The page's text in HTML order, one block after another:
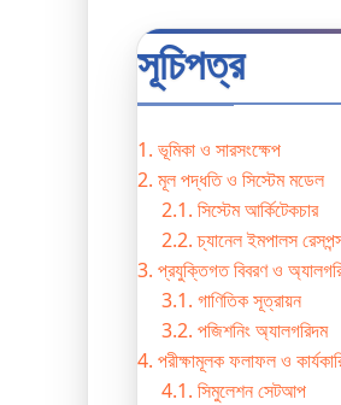
সূচিপত্র
1. ভূমিকা ও সারসংক্ষেপ
2. মূল পদ্ধতি ও সিস্টেম মডেল
2.1. সিস্টেম আর্কিটেকচার
2.2. চ্যানেল ইমপালস
3. প্রযুক্তিগত বিবরণ ও
3.1. গাণিতিক সূত্রায়ন
3.2. পজিশনিং অ্যালগরিদম
4. পরীক্ষামূলক ফলাফল ও
4.1. সিমুলেশন সেটআপ